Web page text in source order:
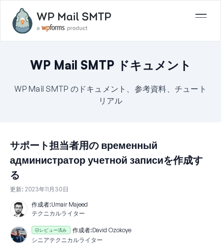
WP Mail SMTP ドキュメント
WP Mail SMTP のドキュメント、参考資料、チュート
リアル
サポート担当者用の временный
администратор учетной записиを作成す
る
更新: 2023年11月30日
作成者:Umair Majeed
テクニカルライター
レビュー済み 作成者:David Ozokoye
シニアテクニカルライター